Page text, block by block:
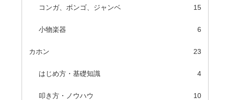
コンガ、ボンゴ、ジャンベ 15
小物楽器 6
カホン 23
はじめ方・基礎知識 4
叩き方・ノウハウ 10